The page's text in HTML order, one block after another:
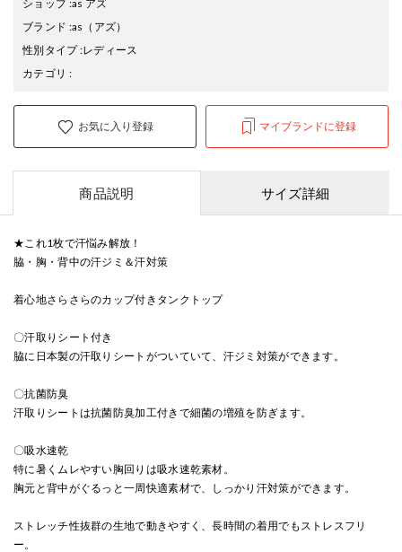
ショップ:as アズ
ブランド :as （アズ）
性別タイプ:レディース
カテゴリ :
お気に入り登録 マイブランドに登録
商品説明 サイズ詳細
★これ1枚で汗悩み解放！
脇・胸・背中の汗ジミ＆汗対策
着心地さらさらのカップ付きタンクトップ
〇汗取りシート付き
脇に日本製の汗取りシートがついていて、汗ジミ対策ができます。
〇抗菌防臭
汗取りシートは抗菌防臭加工付きで細菌の増殖を防ぎます。
〇吸水速乾
特に暑くムレやすい胸回りは吸水速乾素材。
胸元と背中がぐるっと一周快適素材で、しっかり汗対策ができます。
ストレッチ性抜群の生地で動きやすく、長時間の着用でもストレスフリ
ー。